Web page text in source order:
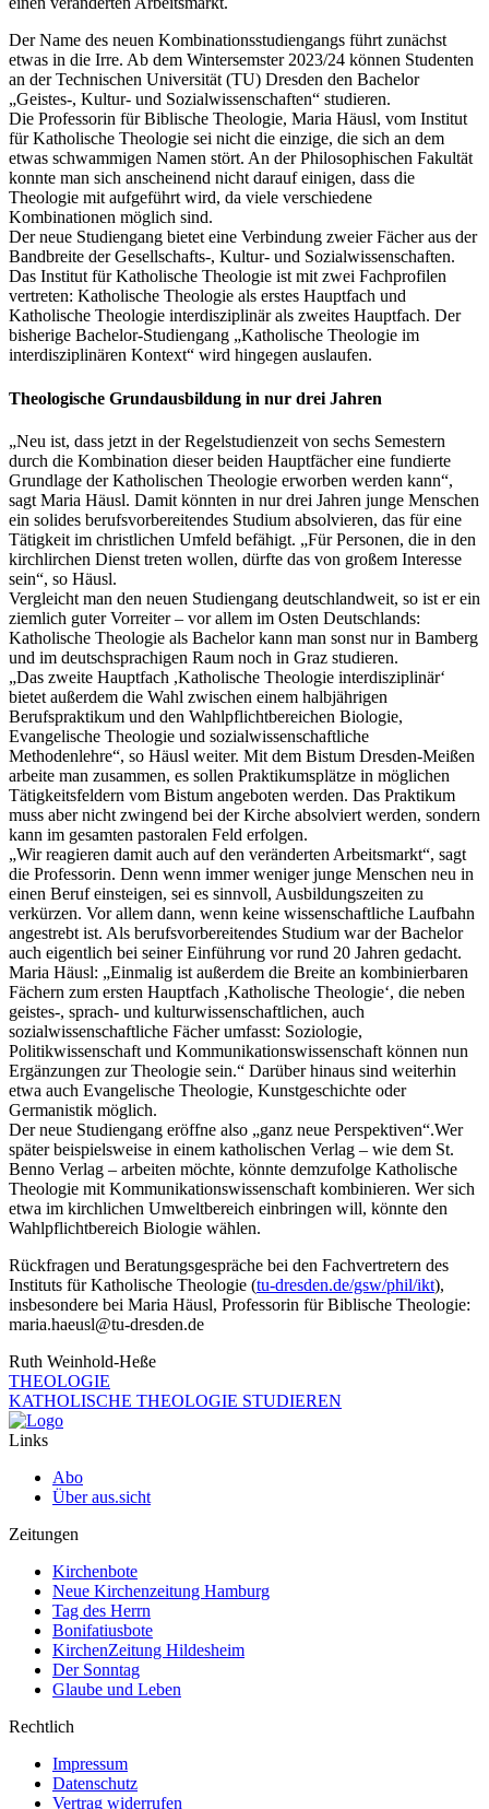
Der Name des neuen Kombinationsstudiengangs führt zunächst
etwas in die Irre. Ab dem Wintersemster 2023/24 können Studenten
an der Technischen Universität (TU) Dresden den Bachelor
„Geistes-, Kultur- und Sozialwissenschaften“ studieren.
Die Professorin für Biblische Theologie, Maria Häusl, vom Institut
für Katholische Theologie sei nicht die einzige, die sich an dem
etwas schwammigen Namen stört. An der Philosophischen Fakultät
konnte man sich anscheinend nicht darauf einigen, dass die
Theologie mit aufgeführt wird, da viele verschiedene
Kombinationen möglich sind.
Der neue Studiengang bietet eine Verbindung zweier Fächer aus der
Bandbreite der Gesellschafts-, Kultur- und Sozialwissenschaften.
Das Institut für Katholische Theologie ist mit zwei Fachprofilen
vertreten: Katholische Theologie als erstes Hauptfach und
Katholische Theologie interdisziplinär als zweites Hauptfach. Der
bisherige Bachelor-Studiengang „Katholische Theologie im
interdisziplinären Kontext“ wird hingegen auslaufen.
Theologische Grundausbildung in nur drei Jahren
„Neu ist, dass jetzt in der Regelstudienzeit von sechs Semestern
durch die Kombination dieser beiden Hauptfächer eine fundierte
Grundlage der Katholischen Theologie erworben werden kann“,
sagt Maria Häusl. Damit könnten in nur drei Jahren junge Menschen
ein solides berufsvorbereitendes Studium absolvieren, das für eine
Tätigkeit im christlichen Umfeld befähigt. „Für Personen, die in den
kirchlirchen Dienst treten wollen, dürfte das von großem Interesse
sein“, so Häusl.
Vergleicht man den neuen Studiengang deutschlandweit, so ist er ein
ziemlich guter Vorreiter – vor allem im Osten Deutschlands:
Katholische Theologie als Bachelor kann man sonst nur in Bamberg
und im deutschsprachigen Raum noch in Graz studieren.
„Das zweite Hauptfach ,Katholische Theologie interdisziplinär‘
bietet außerdem die Wahl zwischen einem halbjährigen
Berufspraktikum und den Wahlpflichtbereichen Biologie,
Evangelische Theologie und sozialwissenschaftliche
Methodenlehre“, so Häusl weiter. Mit dem Bistum Dresden-Meißen
arbeite man zusammen, es sollen Praktikumsplätze in möglichen
Tätigkeitsfeldern vom Bistum angeboten werden. Das Praktikum
muss aber nicht zwingend bei der Kirche absolviert werden, sondern
kann im gesamten pastoralen Feld erfolgen.
„Wir reagieren damit auch auf den veränderten Arbeitsmarkt“, sagt
die Professorin. Denn wenn immer weniger junge Menschen neu in
einen Beruf einsteigen, sei es sinnvoll, Ausbildungszeiten zu
verkürzen. Vor allem dann, wenn keine wissenschaftliche Laufbahn
angestrebt ist. Als berufsvorbereitendes Studium war der Bachelor
auch eigentlich bei seiner Einführung vor rund 20 Jahren gedacht.
Maria Häusl: „Einmalig ist außerdem die Breite an kombinierbaren
Fächern zum ersten Hauptfach ,Katholische Theologie‘, die neben
geistes-, sprach- und kulturwissenschaftlichen, auch
sozialwissenschaftliche Fächer umfasst: Soziologie,
Politikwissenschaft und Kommunikationswissenschaft können nun
Ergänzungen zur Theologie sein.“ Darüber hinaus sind weiterhin
etwa auch Evangelische Theologie, Kunstgeschichte oder
Germanistik möglich.
Der neue Studiengang eröffne also „ganz neue Perspektiven“.Wer
später beispielsweise in einem katholischen Verlag – wie dem St.
Benno Verlag – arbeiten möchte, könnte demzufolge Katholische
Theologie mit Kommunikationswissenschaft kombinieren. Wer sich
etwa im kirchlichen Umweltbereich einbringen will, könnte den
Wahlpflichtbereich Biologie wählen.
Rückfragen und Beratungsgespräche bei den Fachvertretern des
Instituts für Katholische Theologie (tu-dresden.de/gsw/phil/ikt),
insbesondere bei Maria Häusl, Professorin für Biblische Theologie:
maria.haeusl@tu-dresden.de
Ruth Weinhold-Heße
THEOLOGIE
KATHOLISCHE THEOLOGIE STUDIEREN
Links
Abo
Über aus.sicht
Zeitungen
Kirchenbote
Neue Kirchenzeitung Hamburg
Tag des Herrn
Bonifatiusbote
KirchenZeitung Hildesheim
Der Sonntag
Glaube und Leben
Rechtlich
Impressum
Datenschutz
Vertrag widerrufen